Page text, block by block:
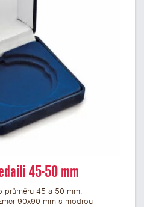
45-50 mm
průměru 45 a 50 mm.
90x90 mm s modrou